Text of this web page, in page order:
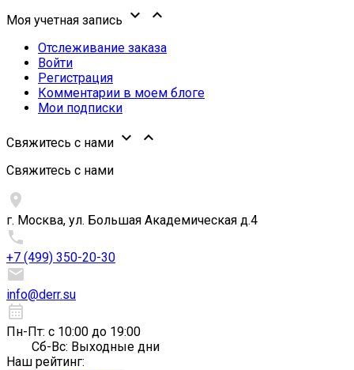
Моя учетная запись  
Отслеживание заказа
Войти
Регистрация
Комментарии в моем блоге
Мои подписки
Свяжитесь с нами  
Свяжитесь с нами

г. Москва, ул. Большая Академическая д.4

+7 (499) 350-20-30

info@derr.su
calendar_month
Пн-Пт: с 10:00 до 19:00
Сб-Вс: Выходные дни
Наш рейтинг: